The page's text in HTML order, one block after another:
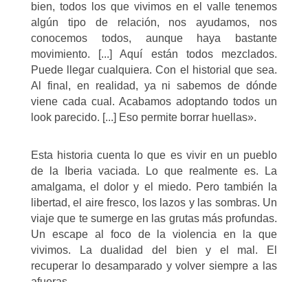
bien, todos los que vivimos en el valle tenemos
algún tipo de relación, nos ayudamos, nos
conocemos todos, aunque haya bastante
movimiento. [...] Aquí están todos mezclados.
Puede llegar cualquiera. Con el historial que sea.
Al final, en realidad, ya ni sabemos de dónde
viene cada cual. Acabamos adoptando todos un
look parecido. [...] Eso permite borrar huellas».
Esta historia cuenta lo que es vivir en un pueblo
de la Iberia vaciada. Lo que realmente es. La
amalgama, el dolor y el miedo. Pero también la
libertad, el aire fresco, los lazos y las sombras. Un
viaje que te sumerge en las grutas más profundas.
Un escape al foco de la violencia en la que
vivimos. La dualidad del bien y el mal. El
recuperar lo desamparado y volver siempre a las